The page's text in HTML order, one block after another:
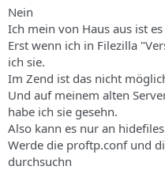
Nein
Ich mein von Haus aus ist
Erst wenn ich in Filezilla
ich sie.
Im Zend ist das nicht
Und auf meinem alten
habe ich sie gesehn.
Also kann es nur an
Werde die proftp.conf und
durchsuchn